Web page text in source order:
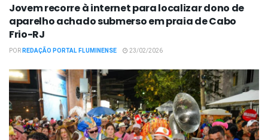
Jovem recorre à internet para localizar dono de
aparelho achado submerso em praia de Cabo
Frio-RJ
PORREDAÇÃO PORTAL FLUMINENSE 23/02/2026